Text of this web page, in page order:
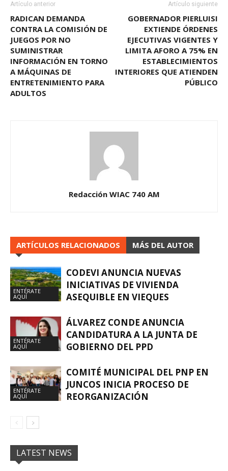
Artículo anterior
RADICAN DEMANDA
CONTRA LA COMISIÓN DE
JUEGOS POR NO
SUMINISTRAR
INFORMACIÓN EN TORNO
A MÁQUINAS DE
ENTRETENIMIENTO PARA
ADULTOS
Artículo siguiente
GOBERNADOR PIERLUISI
EXTIENDE ÓRDENES
EJECUTIVAS VIGENTES Y
LIMITA AFORO A 75% EN
ESTABLECIMIENTOS
INTERIORES QUE ATIENDEN
PÚBLICO
Redacción WIAC 740 AM
ARTÍCULOS RELACIONADOS MÁS DEL AUTOR
ENTÉRATE
AQUÍ
CODEVI ANUNCIA NUEVAS
INICIATIVAS DE VIVIENDA
ASEQUIBLE EN VIEQUES
ENTÉRATE
AQUÍ
ÁLVAREZ CONDE ANUNCIA
CANDIDATURA A LA JUNTA DE
GOBIERNO DEL PPD
ENTÉRATE
AQUÍ
COMITÉ MUNICIPAL DEL PNP EN
JUNCOS INICIA PROCESO DE
REORGANIZACIÓN
LATEST NEWS